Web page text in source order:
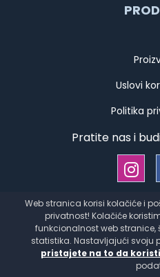
Činija
Uslovi
Politika
Pratite nas i
Copyright © Kauffmann d.o.o.
Developed byHALO Creative
Web stranica korisi kolačiće i
privatnost! Kolačiće
funkcionalnost web stranice,
statistika. Nastavljajući svoju
pristajete na to da